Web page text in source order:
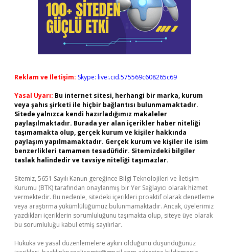
Reklam ve İletişim: Skype: live:.cid.575569c608265c69
Yasal Uyarı: Bu internet sitesi, herhangi bir marka, kurum
veya şahıs şirketi ile hiçbir bağlantısı bulunmamaktadır.
Sitede yalnızca kendi hazırladığımız makaleler
paylaşılmaktadır. Burada yer alan içerikler haber niteliği
taşımamakta olup, gerçek kurum ve kişiler hakkında
paylaşım yapılmamaktadır. Gerçek kurum ve kişiler ile isim
benzerlikleri tamamen tesadüfidir. Sitemizdeki bilgiler
taslak halindedir ve tavsiye niteliği taşımazlar.
Sitemiz, 5651 Sayılı Kanun gereğince Bilgi Teknolojileri ve İletişim
Kurumu (BTK) tarafından onaylanmış bir Yer Sağlayıcı olarak hizmet
vermektedir. Bu nedenle, sitedeki içerikleri proaktif olarak denetleme
veya araştırma yükümlülüğümüz bulunmamaktadır. Ancak, üyelerimiz
yazdıkları içeriklerin sorumluluğunu taşımakta olup, siteye üye olarak
bu sorumluluğu kabul etmiş sayılırlar.
Hukuka ve yasal düzenlemelere aykırı olduğunu düşündüğünüz